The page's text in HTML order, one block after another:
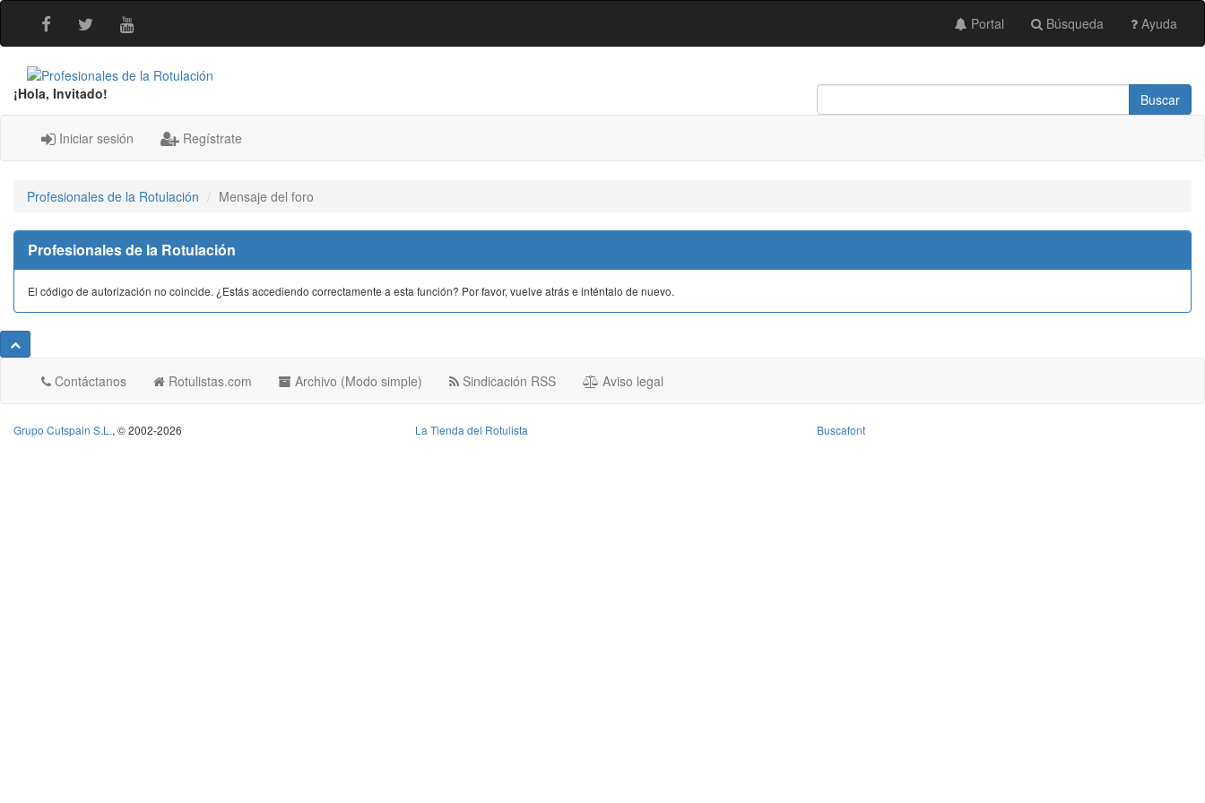
Portal Búsqueda Ayuda
¡Hola, Invitado!
Iniciar sesión Regístrate
Profesionales de la Rotulación Mensaje del foro
Profesionales de la Rotulación
El código de autorización no coincide. ¿Estás accediendo correctamente a esta función? Por favor, vuelve atrás e inténtalo de nuevo.
Contáctanos Rotulistas.com Archivo (Modo simple) Sindicación RSS Aviso legal
Grupo Cutspain S.L., © 2002-2026 La Tienda del Rotulista Buscafont